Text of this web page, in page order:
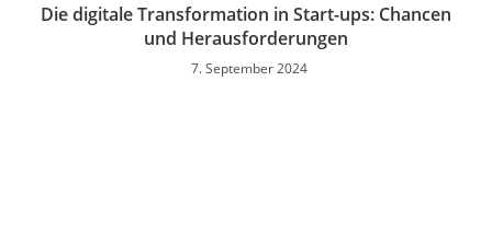
Die digitale Transformation in Start-ups: Chancen
und Herausforderungen
7. September 2024